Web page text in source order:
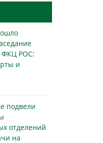
ФКЦ РОС:
и
подвели
отделений
на